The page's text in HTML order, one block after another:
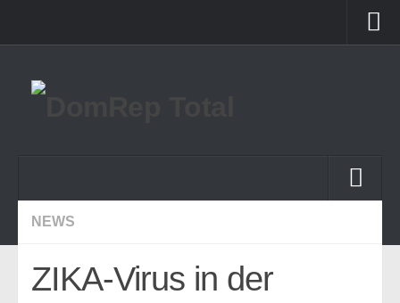
Forum
Startseite
News
NEWS
ZIKA-Virus in der